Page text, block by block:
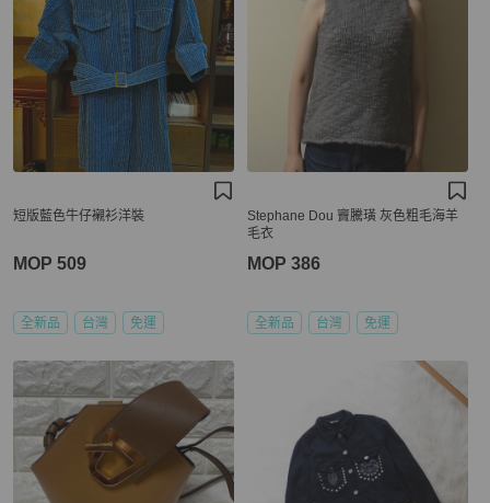
短版藍色牛仔襯衫洋裝
MOP 509
全新品 台灣 免運
Stephane Dou 竇騰璜 灰色粗毛海羊
毛衣
MOP 386
全新品 台灣 免運